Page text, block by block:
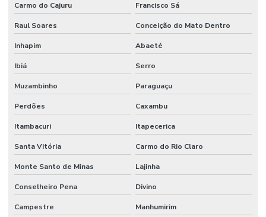
Carmo do Cajuru Francisco Sá
Raul Soares Conceição do Mato Dentro
Inhapim Abaeté
Ibiá Serro
Muzambinho Paraguaçu
Perdões Caxambu
Itambacuri Itapecerica
Santa Vitória Carmo do Rio Claro
Monte Santo de Minas Lajinha
Conselheiro Pena Divino
Campestre Manhumirim